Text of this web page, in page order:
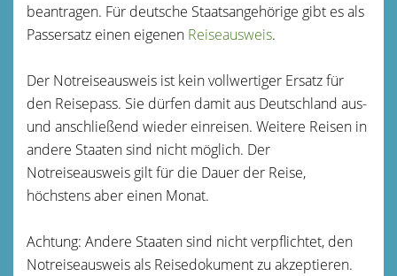
beantragen. Für deutsche Staatsangehörige gibt es als
Passersatz einen eigenen Reiseausweis.
Der Notreiseausweis ist kein vollwertiger Ersatz für
den Reisepass. Sie dürfen damit aus Deutschland aus-
und anschließend wieder einreisen. Weitere Reisen in
andere Staaten sind nicht möglich. Der
Notreiseausweis gilt für die Dauer der Reise,
höchstens aber einen Monat.
Achtung: Andere Staaten sind nicht verpflichtet, den
Notreiseausweis als Reisedokument zu akzeptieren.